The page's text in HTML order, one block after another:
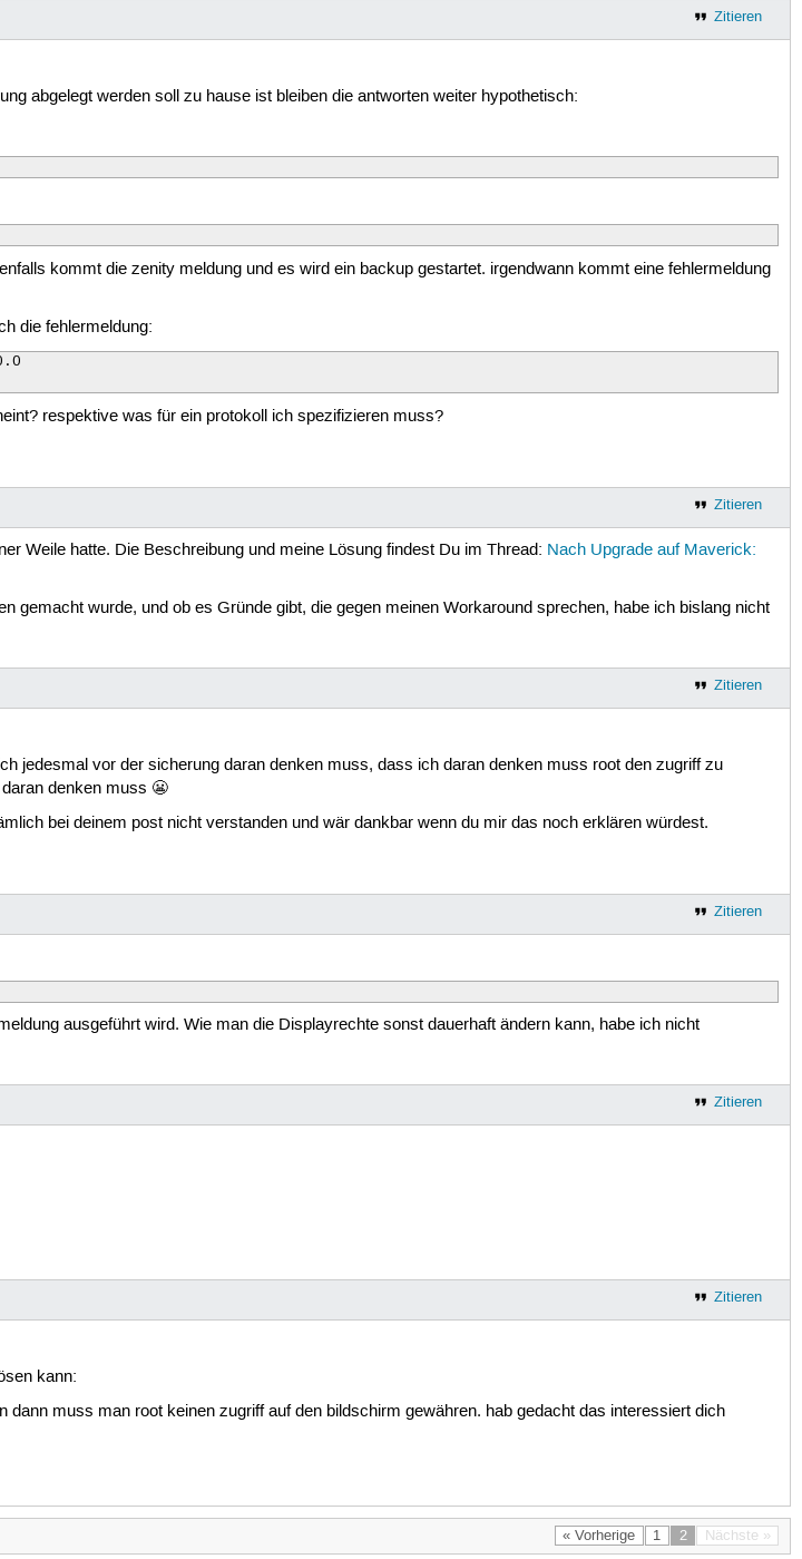
Zitieren
abgelegt werden soll zu hause ist bleiben die antworten weiter hypothetisch:
kommt die zenity meldung und es wird ein backup gestartet. irgendwann kommt eine fehlermeldung
die fehlermeldung:
respektive was für ein protokoll ich spezifizieren muss?
Zitieren
Weile hatte. Die Beschreibung und meine Lösung findest Du im Thread: Nach Upgrade auf Maverick:
gemacht wurde, und ob es Gründe gibt, die gegen meinen Workaround sprechen, habe ich bislang nicht
Zitieren
jedesmal vor der sicherung daran denken muss, dass ich daran denken muss root den zugriff zu
denken muss 😬
bei deinem post nicht verstanden und wär dankbar wenn du mir das noch erklären würdest.
Zitieren
ausgeführt wird. Wie man die Displayrechte sonst dauerhaft ändern kann, habe ich nicht
Zitieren
Zitieren
kann:
muss man root keinen zugriff auf den bildschirm gewähren. hab gedacht das interessiert dich
« Vorherige 1 2 Nächste »